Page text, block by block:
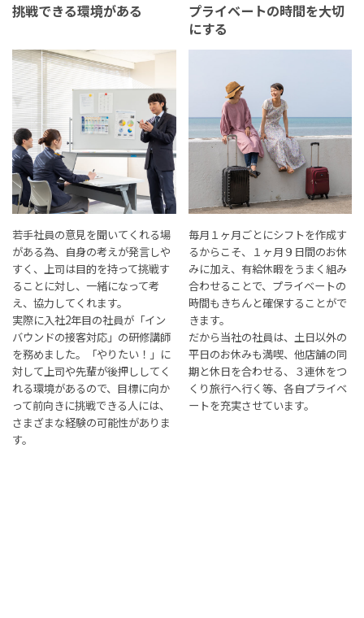
挑戦できる環境がある
若手社員の意見を聞いてくれる場
がある為、自身の考えが発言しや
すく、上司は目的を持って挑戦す
ることに対し、一緒になって考
え、協力してくれます。
実際に入社2年目の社員が「イン
バウンドの接客対応」の研修講師
を務めました。「やりたい！」に
対して上司や先輩が後押ししてく
れる環境があるので、目標に向か
って前向きに挑戦できる人には、
さまざまな経験の可能性がありま
す。
プライベートの時間を大切
にする
毎月１ヶ月ごとにシフトを作成す
るからこそ、１ヶ月９日間のお休
みに加え、有給休暇をうまく組み
合わせることで、プライベートの
時間もきちんと確保することがで
きます。
だから当社の社員は、土日以外の
平日のお休みも満喫、他店舗の同
期と休日を合わせる、３連休をつ
くり旅行へ行く等、各自プライベ
ートを充実させています。